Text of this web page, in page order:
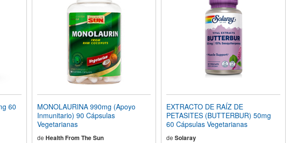
60
MONOLAURINA 990mg (Apoyo
Inmunitario) 90 Cápsulas
Vegetarianas
de Health From The Sun
EXTRACTO DE RAÍZ DE
PETASITES (BUTTERBUR) 50mg
60 Cápsulas Vegetarianas
de Solaray